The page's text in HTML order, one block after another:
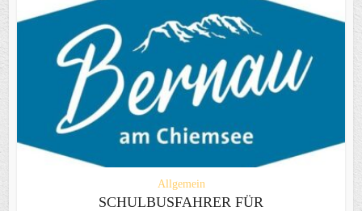
Allgemein
SCHULBUSFAHRER FÜR